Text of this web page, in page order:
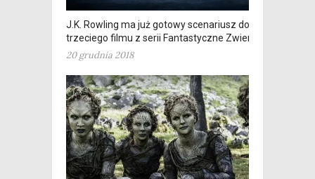
J.K. Rowling ma już gotowy scenariusz do
trzeciego filmu z serii Fantastyczne Zwierzęta
20 grudnia 2018